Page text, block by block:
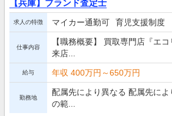
【兵庫】ブランド査定士
求人の特徴 マイカー通勤可 育児支援制度
仕事内容
【職務概要】 買取専門店『エコ
来店...
給与 年収 400万円～650万円
勤務地
配属先により異なる 配属先に
の範...